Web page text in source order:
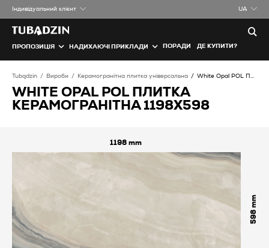
Iндивідуальний клієнт UA
ПРОПОЗИЦІЯ НАДИХАЮЧІ ПРИКЛАДИ ПОРАДИ ДЕ КУПИТИ?
Tubądzin Вироби Керамогранітна плитка універсальна White Opal POL Плитка керамогранітна
WHITE OPAL POL ПЛИТКА
КЕРАМОГРАНІТНА 1198X598
1198
598